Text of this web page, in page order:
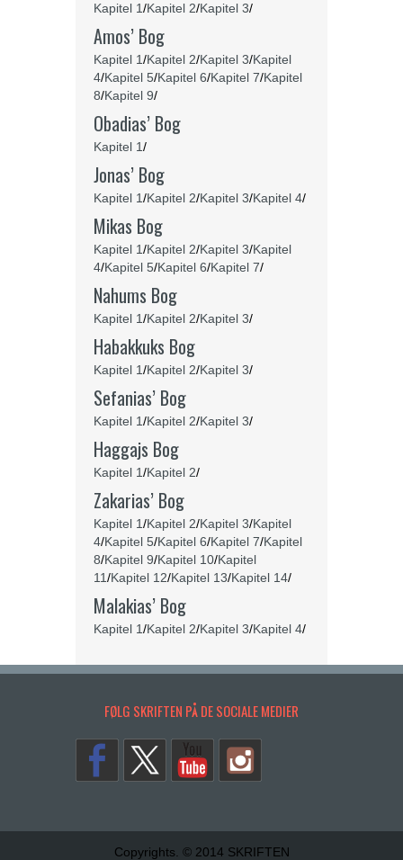
Kapitel 1/Kapitel 2/Kapitel 3/
Amos’ Bog
Kapitel 1/Kapitel 2/Kapitel 3/Kapitel
4/Kapitel 5/Kapitel 6/Kapitel 7/Kapitel
8/Kapitel 9/
Obadias’ Bog
Kapitel 1/
Jonas’ Bog
Kapitel 1/Kapitel 2/Kapitel 3/Kapitel 4/
Mikas Bog
Kapitel 1/Kapitel 2/Kapitel 3/Kapitel
4/Kapitel 5/Kapitel 6/Kapitel 7/
Nahums Bog
Kapitel 1/Kapitel 2/Kapitel 3/
Habakkuks Bog
Kapitel 1/Kapitel 2/Kapitel 3/
Sefanias’ Bog
Kapitel 1/Kapitel 2/Kapitel 3/
Haggajs Bog
Kapitel 1/Kapitel 2/
Zakarias’ Bog
Kapitel 1/Kapitel 2/Kapitel 3/Kapitel
4/Kapitel 5/Kapitel 6/Kapitel 7/Kapitel
8/Kapitel 9/Kapitel 10/Kapitel
11/Kapitel 12/Kapitel 13/Kapitel 14/
Malakias’ Bog
Kapitel 1/Kapitel 2/Kapitel 3/Kapitel 4/
FØLG SKRIFTEN PÅ DE SOCIALE MEDIER
Copyrights. © 2014 SKRIFTEN